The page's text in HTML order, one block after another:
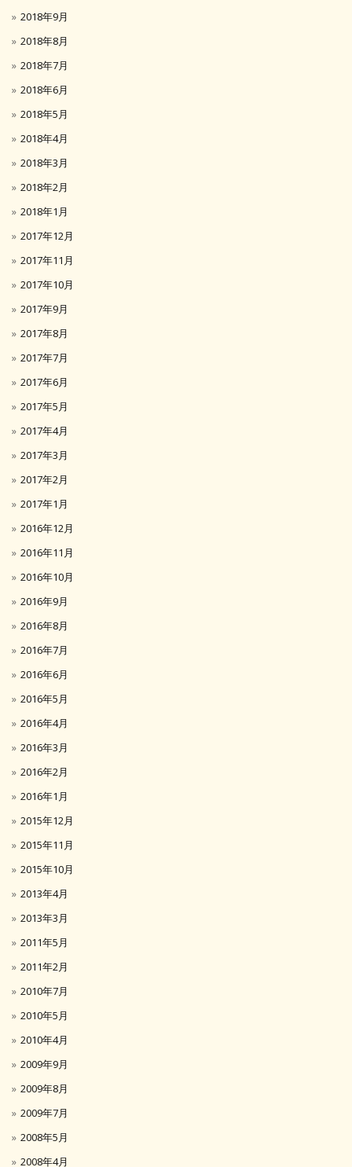
2018年9月
2018年8月
2018年7月
2018年6月
2018年5月
2018年4月
2018年3月
2018年2月
2018年1月
2017年12月
2017年11月
2017年10月
2017年9月
2017年8月
2017年7月
2017年6月
2017年5月
2017年4月
2017年3月
2017年2月
2017年1月
2016年12月
2016年11月
2016年10月
2016年9月
2016年8月
2016年7月
2016年6月
2016年5月
2016年4月
2016年3月
2016年2月
2016年1月
2015年12月
2015年11月
2015年10月
2013年4月
2013年3月
2011年5月
2011年2月
2010年7月
2010年5月
2010年4月
2009年9月
2009年8月
2009年7月
2008年5月
2008年4月